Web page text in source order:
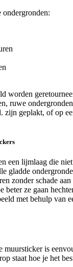
ondergronden:
worden
ruwe
zijn geplakt, of op
een lijmlaag die
gladde
zonder schade
beter ze gaan
met behulp van
muursticker is
staat hoe je het